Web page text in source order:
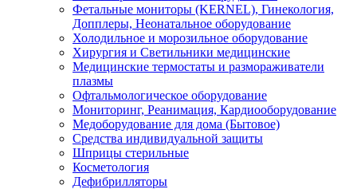
Фетальные мониторы (KERNEL), Гинекология,
Допплеры, Неонатальное оборудование
Холодильное и морозильное оборудование
Хирургия и Светильники медицинские
Медицинские термостаты и размораживатели
плазмы
Офтальмологическое оборудование
Мониторинг, Реанимация, Кардиооборудование
Медоборудование для дома (Бытовое)
Средства индивидуальной защиты
Шприцы стерильные
Косметология
Дефибрилляторы